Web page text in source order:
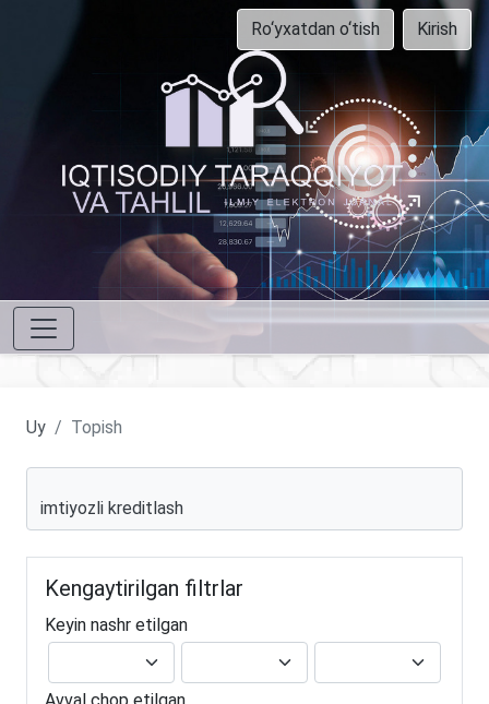
Ro‘yxatdan o‘tish Kirish
Uy Topish
Kengaytirilgan filtrlar
Keyin nashr etilgan